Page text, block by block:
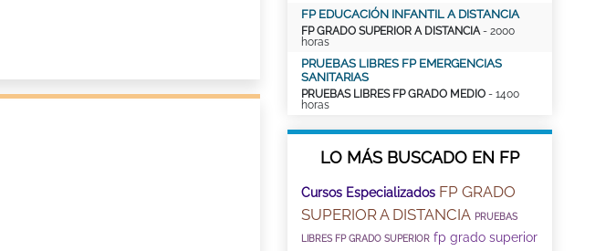
FP EDUCACIÓN INFANTIL A DISTANCIA
FP GRADO SUPERIOR A DISTANCIA- 2000
horas
PRUEBAS LIBRES FP EMERGENCIAS
SANITARIAS
PRUEBAS LIBRES FP GRADO MEDIO - 1400
horas
LO MÁS BUSCADO EN FP
Cursos Especializados FP GRADO
SUPERIOR A DISTANCIA PRUEBAS
LIBRES FP GRADO SUPERIOR fp grado superior